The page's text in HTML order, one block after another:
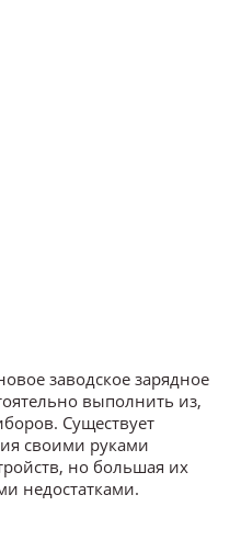
заводское зарядное
выполнить из,
Существует
своими руками
но большая их
недостатками.